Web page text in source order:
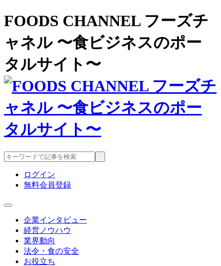
FOODS CHANNEL フーズチ
ャネル 〜食ビジネスのポー
タルサイト〜
ログイン
無料会員登録
企業インタビュー
経営ノウハウ
業界動向
法令・食の安全
お役立ち